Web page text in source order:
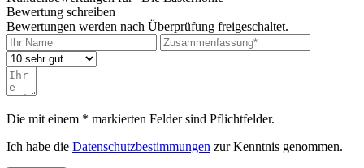
Bewertung schreiben
Bewertungen werden nach Überprüfung freigeschaltet.
Die mit einem * markierten Felder sind Pflichtfelder.
Ich habe die Datenschutzbestimmungen zur Kenntnis genommen.